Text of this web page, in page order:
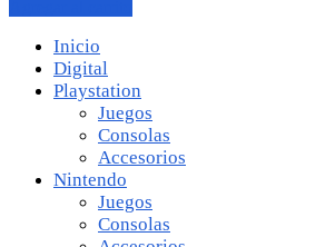
Inicio
Digital
Playstation
Juegos
Consolas
Accesorios
Nintendo
Juegos
Consolas